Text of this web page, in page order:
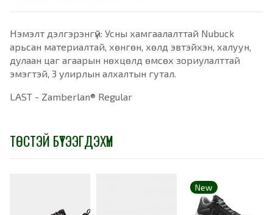
Нэмэлт дэлгэрэнгүй: Усны хамгаалалттай Nubuck
арьсан материалтай, хөнгөн, хөлд эвтэйхэн, халуун,
дулаан цаг агаарын нөхцөлд өмсөх зориулалттай
эмэгтэй, 3 улирлын алхалтын гутал.
LAST - Zamberlan® Regular
ТӨСТЭЙ БҮТЭЭГДЭХҮҮН
New